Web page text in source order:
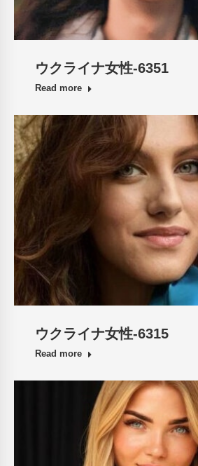
ウクライナ女性-6351
Read more
ウクライナ女性-6315
Read more